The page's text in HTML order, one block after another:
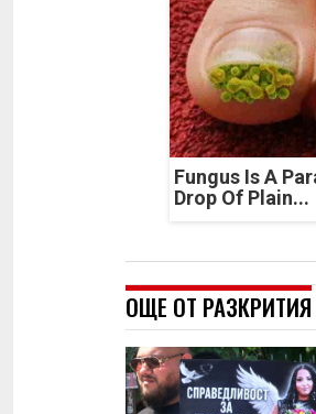
Fungus Is A
Drop Of Plain...
ОЩЕ ОТ РАЗКРИТИЯ